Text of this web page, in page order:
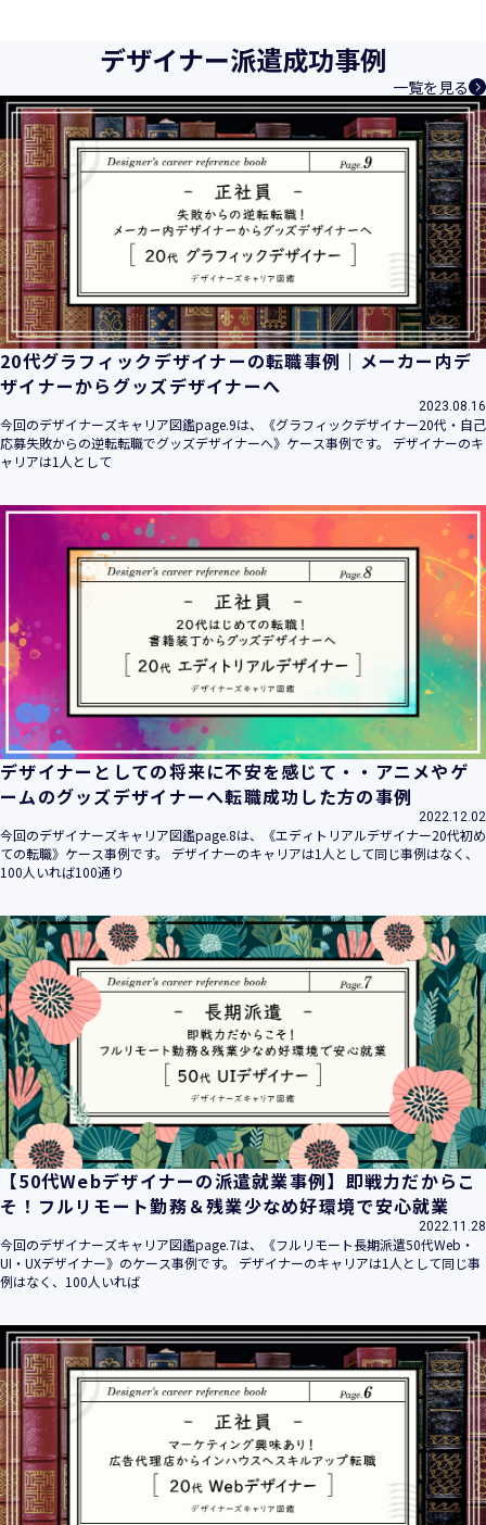
様、お取引先関係者の個人情報及び特定個人情報などを、人
材派遣サービス、人材紹介サービス、請負サービス、その
他、利用者の皆さまの「活躍の場の創造」と「就業の機会の
創出」に利用しています。また、従業者の情報及び特定個人
情報などを従業者管理に利用します。これらから当社にとっ
て個人情報及び特定個人情報の保護が重大な責務であると同
時に、個人情報などの保護を徹底することは企業の社会的責
務と認識しております。そこで、個人情報保護理念と自ら定
めた行動規範に基づき、社会的使命を十分に認識し、本人の
権利の保護、個人情報に関する法規制等を遵守致します。
また、以下に示す方針を具現化するための個人情報保護マネ
ジメントシステムを構築し、最新のＩＴ技術の動向、社会的
要請の変化、経営環境の変動等を常に認識しながら、その継
続的改善に、全社を挙げて取り組むことをここに宣言致しま
す。
当社は、事業の目的に適切な個人情報の取得・利用及び提供
を行い、特定された利用目的の達成に必要な範囲を超えた個
人情報の取扱いを行いません。また、そのための措置を講じ
当社は個人情報の取扱いに関する法令、国が定める指針その
他の規範を遵守致します。
当社は個人情報の漏えい、滅失、き損などのリスクに対して
は、合理的な安全対策を講じて防止する規程、体制を構築
し、継続的に向上させていきます。また、万一の際には速や
かに是正措置を講じます。
当社は個人情報取扱いに関する苦情及び相談に対しては、迅
速かつ誠実に対応致します。
個人情報保護マネジメントシステムは、当社を取り巻く環境
の変化と実情を踏まえ、適時・適切に見直して継続的に改善
をはかっていきます。
個人情報保護方針に関するお問合せ先 兼 個人情報に関する苦
情・相談窓口
株式会社 ユウクリ 個人情報保護管理責任者 安部 洋平
〒151-0073 東京都渋谷区笹塚1-55-7 マルエスファーストビ
ル 7F
info@y-create.co.jp
電話番号：03-6712-7970（土日休日を除く9:00～18:00）
平成16年 2月 1日
平成21年 3月23日 改訂
平成23年 4月 1日 改訂
平成26年 9月10日 改訂
平成27年 6月24日 改訂
平成28年11月 1日 改訂
平成30年 7月 1日 改訂
令和6年 5月 1日 改訂
令和7年 2月17日 改訂
株式会社ユウクリ（以下「当社」といいます。）が取得する
個人情報とは、個人の識別に係る以下の情報をいいます。
カード情報、ログインID、パスワード、ニックネーム、IPア
ドレス等において、特定の個人を識別できる情報
（他の情報と照合することができ、それにより特定の個人を
識別することができることとなるものを含みます。）
・当社の運営・提供するサービス（以下総称して「当社サー
ビス」といいます。）において、お客様が、当社でご利用に
なったサービスの内容、ご利用日時、ご利用回数などのご利
用内容及びご利用履歴に関する情報
デザイナー派遣成功事例
一覧を見る
20代グラフィックデザイナーの転職事例｜メーカー内デ
ザイナーからグッズデザイナーへ
2023.08.16
今回のデザイナーズキャリア図鑑page.9は、《グラフィックデザイナー20代・自己
応募失敗からの逆転転職でグッズデザイナーへ》ケース事例です。 デザイナーのキ
ャリアは1人として
デザイナーとしての将来に不安を感じて・・アニメやゲ
ームのグッズデザイナーへ転職成功した方の事例
2022.12.02
今回のデザイナーズキャリア図鑑page.8は、《エディトリアルデザイナー20代初め
ての転職》ケース事例です。 デザイナーのキャリアは1人として同じ事例はなく、
100人いれば100通り
【50代Webデザイナーの派遣就業事例】即戦力だからこ
そ！フルリモート勤務＆残業少なめ好環境で安心就業
2022.11.28
今回のデザイナーズキャリア図鑑page.7は、《フルリモート長期派遣50代Web・
UI・UXデザイナー》のケース事例です。 デザイナーのキャリアは1人として同じ事
例はなく、100人いれば